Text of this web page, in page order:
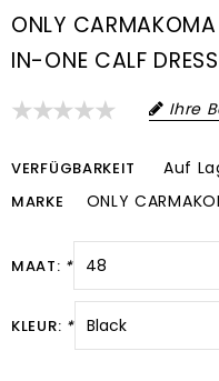
ONLY
IN-ONE CALF
Ihre
VERFÜGBARKEIT Auf
MARKE ONLY
MAAT: *
KLEUR: *